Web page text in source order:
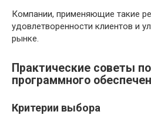
Компании, применяющие такие
удовлетворенности клиентов и
рынке.
Практические советы
программного
Критерии выбора